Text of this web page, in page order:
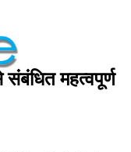
महत्वपूर्ण